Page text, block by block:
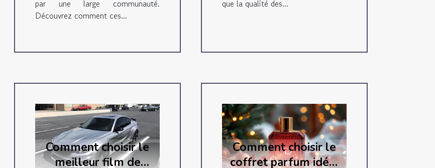
par une large communauté.
Découvrez comment ces...
que la qualité des...
Comment choisir le
meilleur film de
Comment choisir le
coffret parfum idéal